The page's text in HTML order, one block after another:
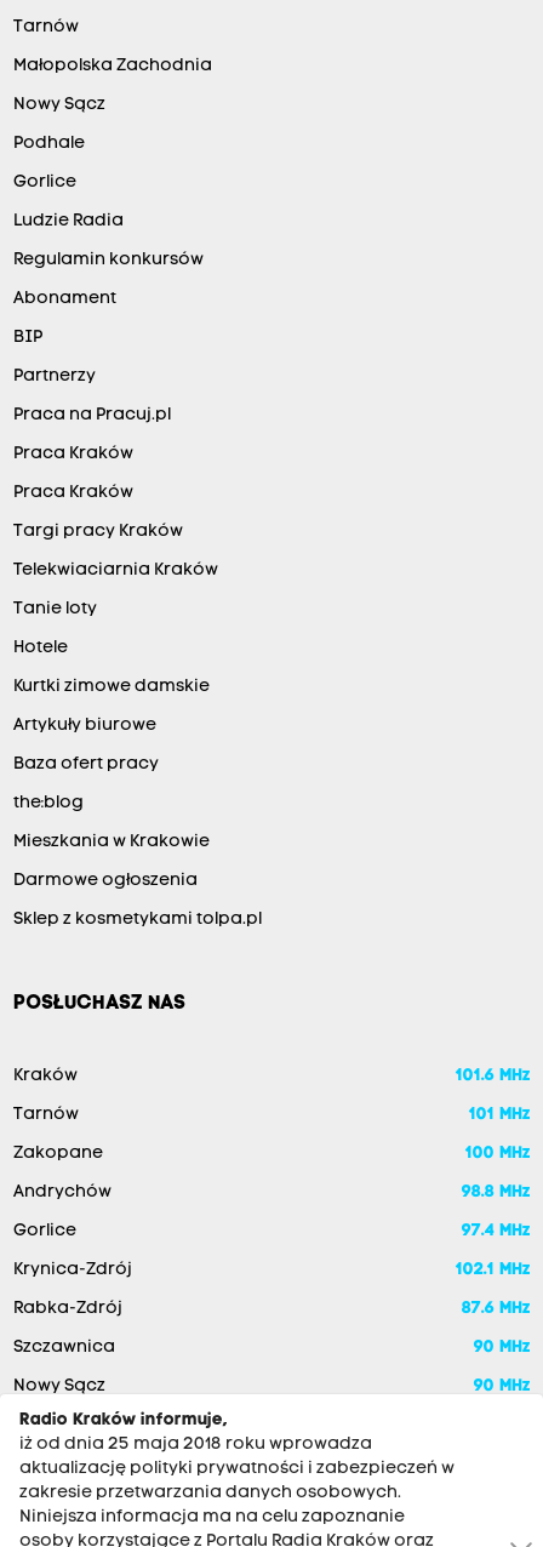
Tarnów
Małopolska Zachodnia
Nowy Sącz
Podhale
Gorlice
Ludzie Radia
Regulamin konkursów
Abonament
BIP
Partnerzy
Praca na Pracuj.pl
Praca Kraków
Praca Kraków
Targi pracy Kraków
Telekwiaciarnia Kraków
Tanie loty
Hotele
Kurtki zimowe damskie
Artykuły biurowe
Baza ofert pracy
the:blog
Mieszkania w Krakowie
Darmowe ogłoszenia
Sklep z kosmetykami tolpa.pl
POSŁUCHASZ NAS
Kraków 101.6 MHz
Tarnów 101 MHz
Zakopane 100 MHz
Andrychów 98.8 MHz
Gorlice 97.4 MHz
Krynica-Zdrój 102.1 MHz
Rabka-Zdrój 87.6 MHz
Szczawnica 90 MHz
Nowy Sącz
90 MHz
Radio Kraków informuje,
iż od dnia 25 maja 2018 roku wprowadza
aktualizację polityki prywatności i zabezpieczeń w
zakresie przetwarzania danych osobowych.
Niniejsza informacja ma na celu zapoznanie
osoby korzystające z Portalu Radia Kraków oraz